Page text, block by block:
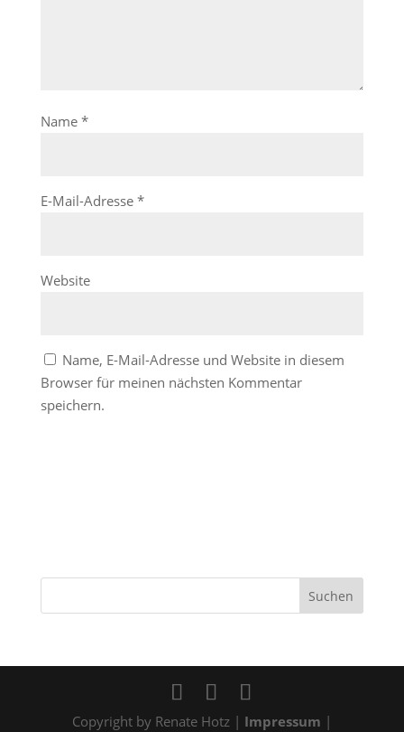
Name *
E-Mail-Adresse *
Website
Name, E-Mail-Adresse und Website in diesem
Browser für meinen nächsten Kommentar
speichern.
Copyright by Renate Hotz | Impressum |